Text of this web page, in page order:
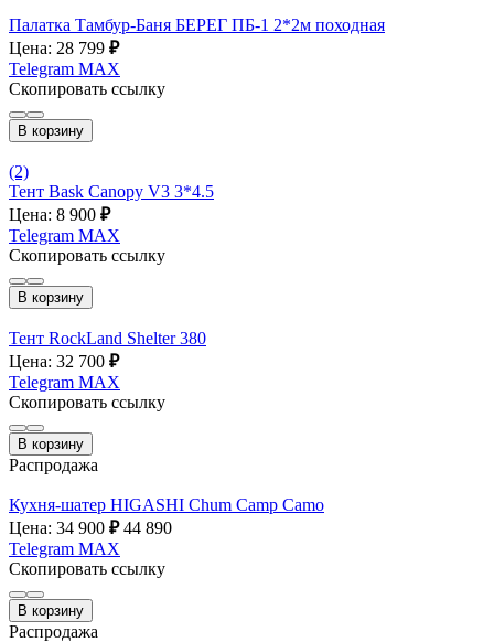
Палатка Тамбур-Баня БЕРЕГ ПБ-1 2*2м походная
Цена: 28 799 ₽
Telegram MAX
Скопировать ссылку
В корзину
(2)
Тент Bask Canopy V3 3*4.5
Цена: 8 900 ₽
Telegram MAX
Скопировать ссылку
В корзину
Тент RockLand Shelter 380
Цена: 32 700 ₽
Telegram MAX
Скопировать ссылку
В корзину
Распродажа
Кухня-шатер HIGASHI Chum Camp Camo
Цена: 34 900 ₽ 44 890
Telegram MAX
Скопировать ссылку
В корзину
Распродажа